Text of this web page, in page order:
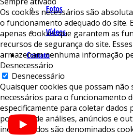
Fotos
Vídeos
Contato
Os cookies necessários são
o funcionamento adequado do site.
apenas cookies que garantem as
recursos de segurança do site.
armazenam nenhuma informação
Desnecessário
Desnecessário
Quaisquer cookies que possam
necessários para o funcionamento
especificamente para coletar dados
por meio de análises, anúncios e
incorporados são denominados